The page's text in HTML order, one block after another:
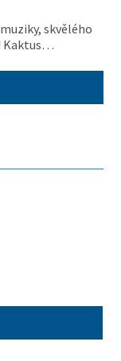
skvělého
Kaktus…